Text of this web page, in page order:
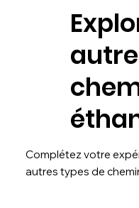
Complétez votre
autres types de